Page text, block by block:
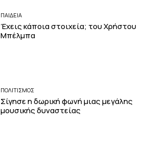
ΠΑΙΔΕΙΑ
Έχεις κάποια στοιχεία; του Χρήστου
Μπέλμπα
ΠΟΛΙΤΙΣΜΟΣ
Σίγησε η δωρική φωνή μιας μεγάλης
μουσικής δυναστείας